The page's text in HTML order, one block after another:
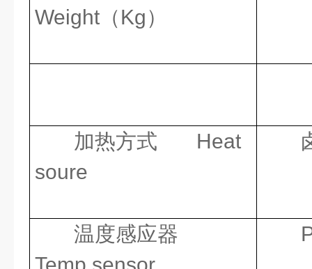
Weight（Kg）
加热方式 Heat
soure
温度感应器